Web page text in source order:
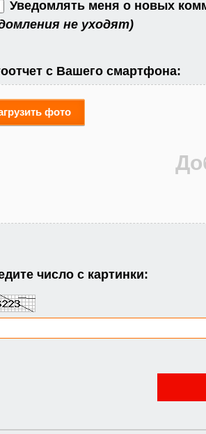
Уведомлять меня о новых
не уходят)
с Вашего смартфона:
фото
число с картинки: